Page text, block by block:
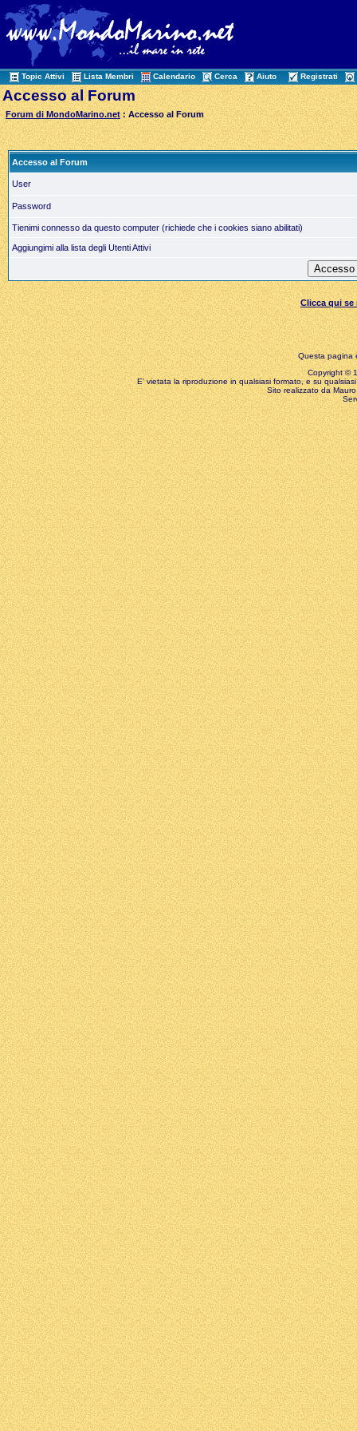
Topic Attivi Lista Membri Calendario Cerca Aiuto Registrati
Accesso al Forum
Forum di MondoMarino.net : Accesso al Forum
Accesso al Forum
User
Password
Tienimi connesso da questo computer (richiede che i cookies siano abilitati)
Aggiungimi alla lista degli Utenti Attivi
Clicca qui se
Questa pagina
Copyright ©
E' vietata la riproduzione in qualsiasi formato, e su
Sito realizzato da